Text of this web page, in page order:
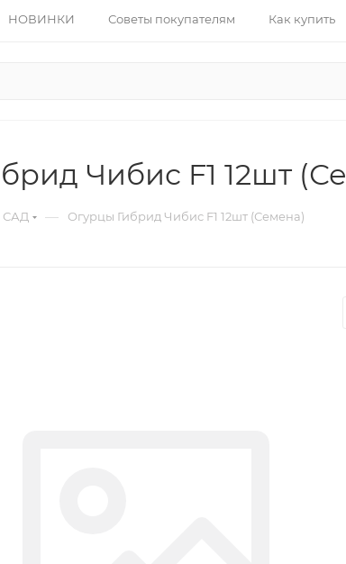
НОВИНКИ Советы покупателям Как купить
Чибис F1 12шт
САД — Огурцы Гибрид Чибис F1 12шт (Семена)